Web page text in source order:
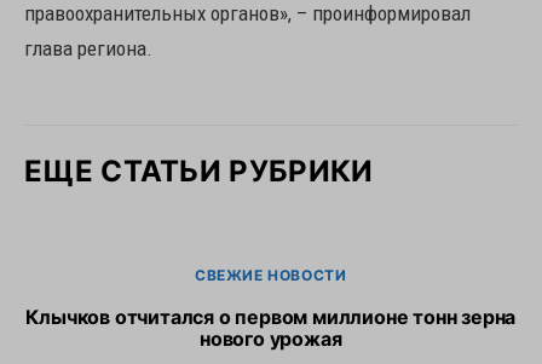
правоохранительных органов», – проинформировал
глава региона.
ЕЩЕ СТАТЬИ РУБРИКИ
СВЕЖИЕ НОВОСТИ
Клычков отчитался о первом миллионе тонн зерна
нового урожая